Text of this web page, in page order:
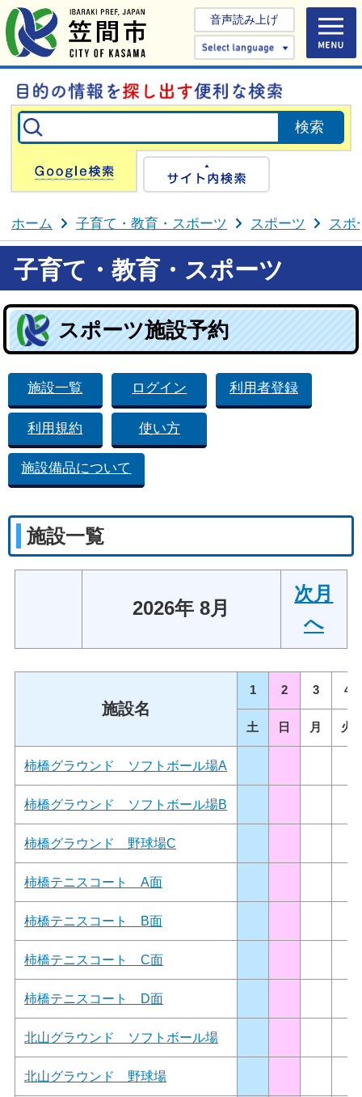
音声読み上げ
Select
Google検索
ホーム 子育て・教育・スポーツ スポーツ スポ
子育て・教育・スポーツ
スポーツ施設予約
施設一覧 ログイン 利用者登録
利用規約 使い方
施設備品について
施設一覧
2026年 8月
次月
へ
施設名
1 2 3 4
土 日 月 火
柿橋グラウンド ソフトボール場A
柿橋グラウンド ソフトボール場B
柿橋グラウンド 野球場C
柿橋テニスコート A面
柿橋テニスコート B面
柿橋テニスコート C面
柿橋テニスコート D面
北山グラウンド ソフトボール場
北山グラウンド 野球場